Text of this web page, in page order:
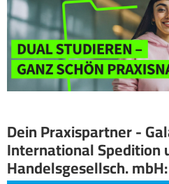
Dein Praxispartner -
International Spedition
Handelsgesellsch. mbH: